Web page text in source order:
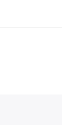
موبایل لوازم